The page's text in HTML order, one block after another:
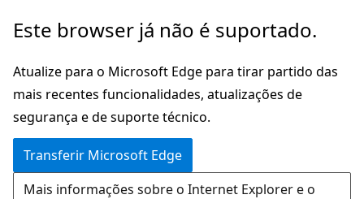
Saltar
o
conteúdo
principal
Este browser já não é suportado.
Atualize para o Microsoft Edge para tirar partido das
mais recentes funcionalidades, atualizações de
segurança e de suporte técnico.
Transferir Microsoft Edge
Mais informações sobre o Internet Explorer e o